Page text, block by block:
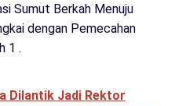
Sumut Berkah Menuju
dengan Pemecahan
1 .
Dilantik Jadi Rektor